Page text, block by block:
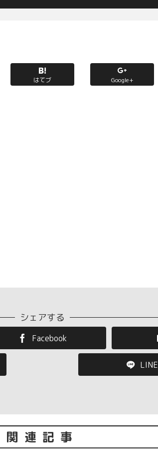
はてブ Google+
シェアする
Facebook
LINE
関連記事